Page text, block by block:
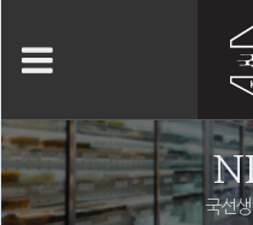
국선